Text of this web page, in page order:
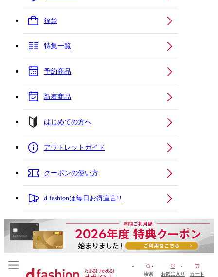
福袋
特集一覧
予約商品
新着商品
はじめての方へ
アウトレットガイド
クーポンの使い方
d fashionは毎日お得宣言!!
検索 お気に入り カート